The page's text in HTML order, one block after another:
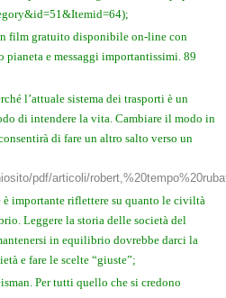
film gratuito disponibile on-line con
e messaggi importantissimi. 89
l’attuale sistema dei trasporti è un
di intendere la vita. Cambiare il modo in
di fare un altro salto verso un
pdf/articoli/
è importante riflettere su quanto le civiltà
Leggere la storia delle società del
in equilibrio dovrebbe darci la
e fare le scelte “giuste”;
Per tutti quello che si credono